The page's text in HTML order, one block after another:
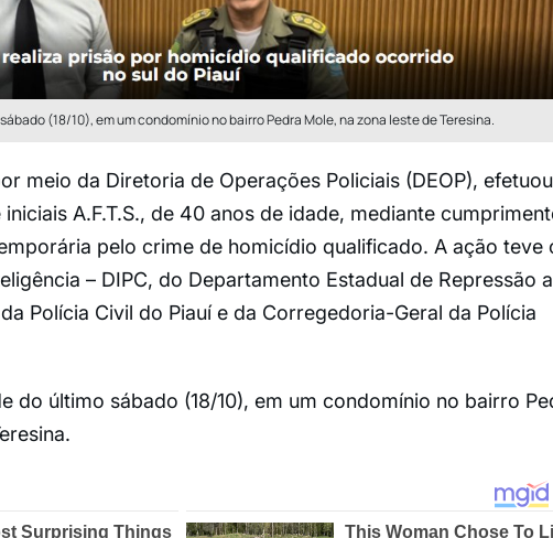
(18/10), em um condomínio no bairro Pedra Mole, na zona leste de Teresina.
meio da Diretoria de Operações Policiais (DEOP),
A.F.T.S., de 40 anos de idade, mediante
pelo crime de homicídio qualificado. A ação teve
– DIPC, do Departamento Estadual de Repressão
Polícia Civil do Piauí e da Corregedoria-Geral da Polícia
do último sábado (18/10), em um condomínio no bairro